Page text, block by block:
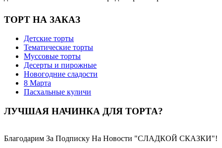
ТОРТ НА ЗАКАЗ
Детские торты
Тематические торты
Муссовые торты
Десерты и пирожные
Новогодние сладости
8 Марта
Пасхальные куличи
ЛУЧШАЯ НАЧИНКА ДЛЯ ТОРТА?
Благодарим За Подписку На Новости "СЛАДКОЙ СКАЗКИ"!